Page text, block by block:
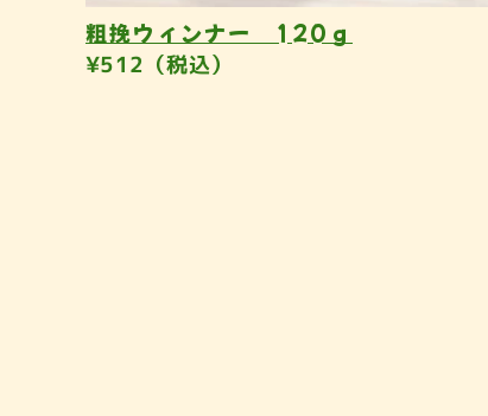
粗挽ウィンナー 120ｇ
¥512（税込）